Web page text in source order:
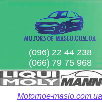
(096) 22 44 238
(066) 79 75 968
Motornoe-maslo.com.ua